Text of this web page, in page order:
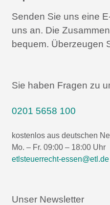
Senden Sie uns eine
uns an. Die
bequem. Überzeugen
Sie haben Fragen zu
0201 5658 100
kostenlos aus deutschen
Mo. – Fr. 09:00 – 18:00 Uhr
etlsteuerrecht-essen@etl.de
Unser Newsletter